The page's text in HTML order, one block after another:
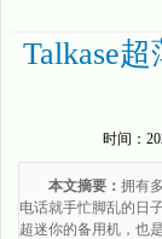
Talkase
时间：
本文摘要： 拥有
电话就手忙脚乱的日
超迷你的备用机，也